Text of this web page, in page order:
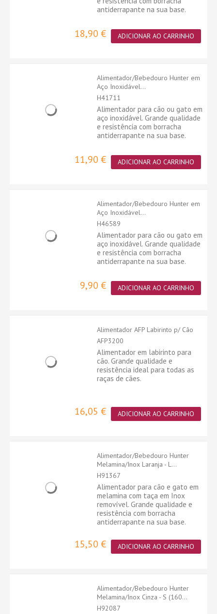
antiderrapante na sua base.
18,90 € ADICIONAR AO CARRINHO
Alimentador/Bebedouro Hunter em
Aço Inoxidável...
H41711
Alimentador para cão ou gato em
aço inoxidável. Grande qualidade
e resistência com borracha
antiderrapante na sua base.
11,90 € ADICIONAR AO CARRINHO
Alimentador/Bebedouro Hunter em
Aço Inoxidável...
H46589
Alimentador para cão ou gato em
aço inoxidável. Grande qualidade
e resistência com borracha
antiderrapante na sua base.
9,90 € ADICIONAR AO CARRINHO
Alimentador AFP Labirinto p/ Cão
AFP3200
Alimentador em labirinto para
cão. Grande qualidade e
resistência ideal para todas as
raças de cães.
16,05 € ADICIONAR AO CARRINHO
Alimentador/Bebedouro Hunter
Melamina/Inox Laranja - L...
H91367
Alimentador para cão e gato em
melamina com taça em Inox
removível. Grande qualidade e
resistência com borracha
antiderrapante na sua base.
15,50 € ADICIONAR AO CARRINHO
Alimentador/Bebedouro Hunter
Melamina/Inox Cinza - S (160...
H92087